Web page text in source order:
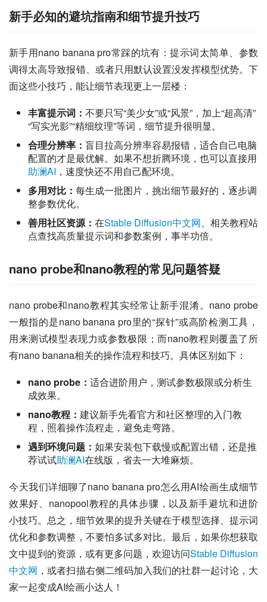
新手必知的避坑指南和细节提升技巧
新手用nano banana pro常踩的坑有：提示词太简单、参数
调得太高导致报错、或者只用默认设置没发挥模型优势。下
面这些小技巧，能让细节表现更上一层楼：
丰富提示词： 不要只写“美少女”或“风景”，加上“超高清”
“写实光影”“精细纹理”等词，细节提升很明显。
合理分辨率： 盲目拉高分辨率容易报错，适合自己电脑
配置的才是最优解。如果不想折腾环境，也可以直接用
助澜AI ，速度快还不用自己配环境。
多用对比： 每生成一批图片，挑出细节最好的，逐步调
整参数优化。
善用社区资源： 在Stable Diffusion中文网、相关教程站
点查找高质量提示词和参数案例，事半功倍。
nano probe和nano教程的常见问题答疑
nano probe和nano教程其实经常让新手混淆。nano probe
一般指的是nano banana pro里的“探针”或高阶检测工具，
用来测试模型表现力或参数极限；而nano教程则覆盖了所
有nano banana相关的操作流程和技巧。具体区别如下：
nano probe： 适合进阶用户，测试参数极限或分析生
成效果。
nano教程： 建议新手先看官方和社区整理的入门教
程，照着操作流程走，避免走弯路。
遇到环境问题： 如果安装包下载慢或配置出错，还是推
荐试试助澜AI在线版，省去一大堆麻烦。
今天我们详细聊了nano banana pro怎么用AI绘画生成细节
效果好、nanopool教程的具体步骤，以及新手避坑和进阶
小技巧。总之，细节效果的提升关键在于模型选择、提示词
优化和参数调整，不要怕多试多对比。最后，如果你想获取
文中提到的资源，或有更多问题，欢迎访问Stable Diffusion
中文网 ，或者扫描右侧二维码加入我们的社群一起讨论，大
家一起变成AI绘画小达人！